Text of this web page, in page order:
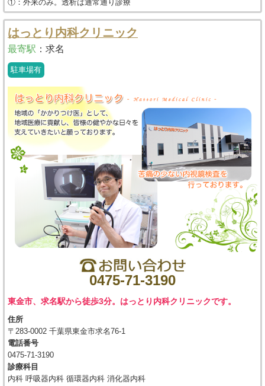
①：外来のみ。透析は通常通り診療
はっとり内科クリニック
最寄駅 ： 求名
駐車場有
0475-71-3190
東金市、求名駅から徒歩3分。はっとり内科クリニックです。
住所
〒283-0002 千葉県東金市求名76-1
電話番号
0475-71-3190
診療科目
内科 呼吸器内科 循環器内科 消化器内科